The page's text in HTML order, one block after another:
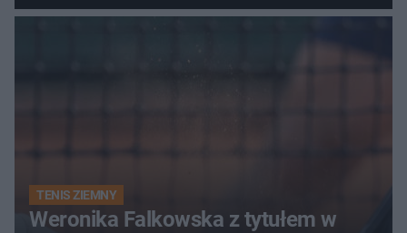
historii
TENIS ZIEMNY
Weronika Falkowska z tytułem w